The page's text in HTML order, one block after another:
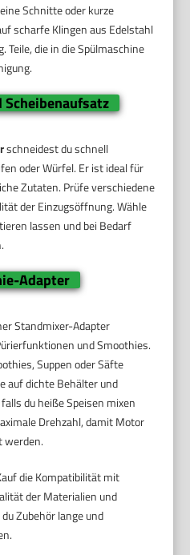
Schnitte oder kurze
scharfe Klingen aus Edelstahl
Teile, die in die Spülmaschine
Scheibenaufsatz
schneidest du schnell
oder Würfel. Er ist ideal für
Zutaten. Prüfe verschiedene
der Einzugsöffnung. Wähle
lassen und bei Bedarf
Adapter
Standmixer-Adapter
und Smoothies.
Suppen oder Säfte
auf dichte Behälter und
du heiße Speisen mixen
Drehzahl, damit Motor
werden.
die Kompatibilität mit
der Materialien und
Zubehör lange und